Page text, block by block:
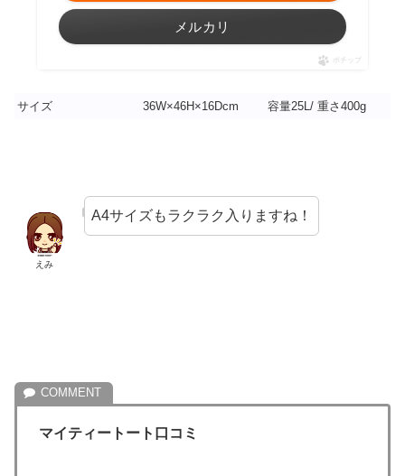
メルカリ
ポチップ
サイズ 36W×46H×16Dcm 容量25L/ 重さ400g
えみ
A4サイズもラクラク入りますね！
マイティートート口コミ